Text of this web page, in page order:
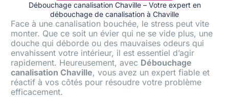
Débouchage canalisation Chaville – Votre expert en
débouchage de canalisation à Chaville
Face à une canalisation bouchée, le stress peut vite
monter. Que ce soit un évier qui ne se vide plus, une
douche qui déborde ou des mauvaises odeurs qui
envahissent votre intérieur, il est essentiel d’agir
rapidement. Heureusement, avec Débouchage
canalisation Chaville, vous avez un expert fiable et
réactif à vos côtés pour résoudre votre problème
efficacement.